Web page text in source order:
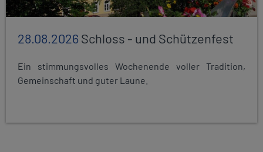
28.08.2026Schloss - und Schützenfest
Ein stimmungsvolles Wochenende voller Tradition,
Gemeinschaft und guter Laune.